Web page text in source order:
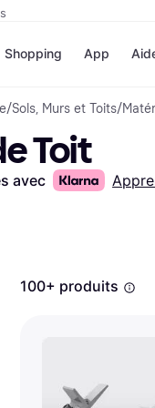
Options de
Toutes les options de
paiement
Payer maintenant
Paiement en 3 fois
Shopping
Magasins
Temu
Voir tous les
App
/Sols, Murs et Toits/
Toit
avec
100+ produits